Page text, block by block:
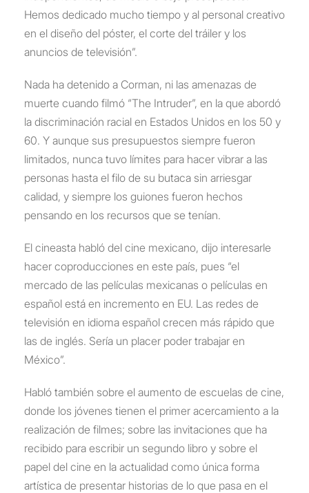
Hemos dedicado mucho tiempo y al personal creativo
en el diseño del póster, el corte del tráiler y los
anuncios de televisión”.
Nada ha detenido a Corman, ni las amenazas de
muerte cuando filmó “The Intruder”, en la que abordó
la discriminación racial en Estados Unidos en los 50 y
60. Y aunque sus presupuestos siempre fueron
limitados, nunca tuvo límites para hacer vibrar a las
personas hasta el filo de su butaca sin arriesgar
calidad, y siempre los guiones fueron hechos
pensando en los recursos que se tenían.
El cineasta habló del cine mexicano, dijo interesarle
hacer coproducciones en este país, pues “el
mercado de las películas mexicanas o películas en
español está en incremento en EU. Las redes de
televisión en idioma español crecen más rápido que
las de inglés. Sería un placer poder trabajar en
México”.
Habló también sobre el aumento de escuelas de cine,
donde los jóvenes tienen el primer acercamiento a la
realización de filmes; sobre las invitaciones que ha
recibido para escribir un segundo libro y sobre el
papel del cine en la actualidad como única forma
artística de presentar historias de lo que pasa en el